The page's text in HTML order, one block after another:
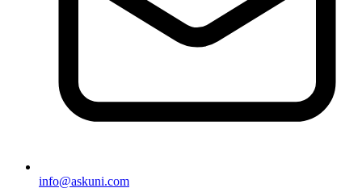
info@askuni.com